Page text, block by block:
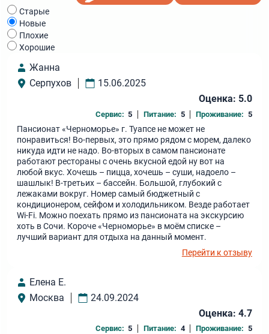
Cтарые
Новые
Плохие
Хорошие
Жанна
Серпухов
15.06.2025
Оценка: 5.0
Сервис: 5 Питание: 5 Проживание: 5
Пансионат «Черноморье» г. Туапсе не может не
понравиться! Во-первых, это прямо рядом с морем, далеко
никуда идти не надо. Во-вторых в самом пансионате
работают рестораны с очень вкусной едой ну вот на
любой вкус. Хочешь – пицца, хочешь – суши, надоело –
шашлык! В-третьих – бассейн. Большой, глубокий с
лежаками вокруг. Номер самый бюджетный с
кондиционером, сейфом и холодильником. Везде работает
Wi-Fi. Можно поехать прямо из пансионата на экскурсию
хоть в Сочи. Короче «Черноморье» в моём списке –
лучший вариант для отдыха на данный момент.
Перейти к отзыву
Елена Е.
Москва
24.09.2024
Оценка: 4.7
Сервис: 5 Питание: 4 Проживание: 5